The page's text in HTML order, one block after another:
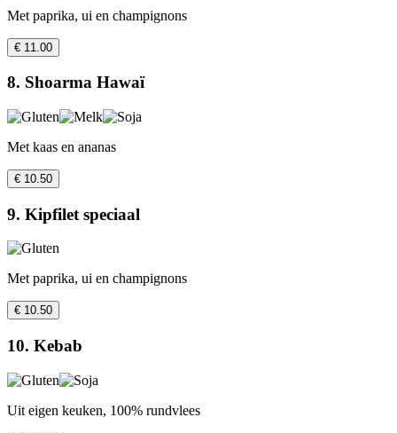
Met paprika, ui en champignons
€ 11.00
8. Shoarma Hawaï
Met kaas en ananas
€ 10.50
9. Kipfilet speciaal
Met paprika, ui en champignons
€ 10.50
10. Kebab
Uit eigen keuken, 100% rundvlees